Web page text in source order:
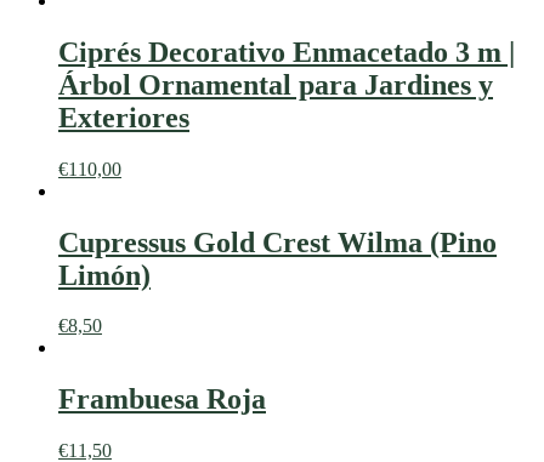
Ciprés Decorativo Enmacetado 3 m |
Árbol Ornamental para Jardines y
Exteriores
€110,00
Cupressus Gold Crest Wilma (Pino
Limón)
€8,50
Frambuesa Roja
€11,50